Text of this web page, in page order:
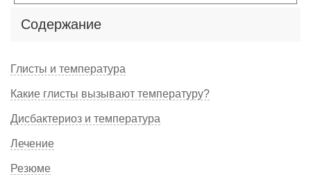
Содержание
Глисты и температура
Какие глисты вызывают температуру?
Дисбактериоз и температура
Лечение
Резюме